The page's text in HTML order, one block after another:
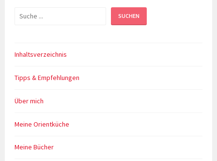
Suchen SUCHEN
Inhaltsverzeichnis
Tipps & Empfehlungen
Über mich
Meine Orientküche
Meine Bücher